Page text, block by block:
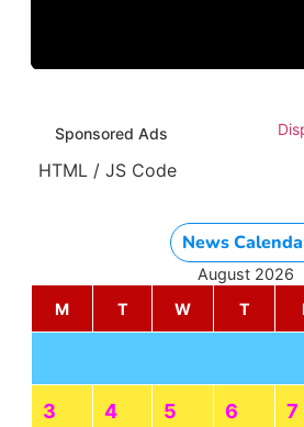
Sponsored Ads
HTML / JS Code
News
August 2026
M
T W T
3 4 5 6 7